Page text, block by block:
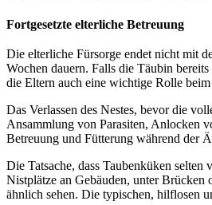
Fortgesetzte elterliche Betreuung
Die elterliche Fürsorge endet nicht mit
Wochen dauern. Falls die Täubin
die Eltern auch eine wichtige Rolle
Das Verlassen des Nestes, bevor die
Ansammlung von Parasiten, Anlocken
Betreuung und Fütterung während der
Die Tatsache, dass Taubenküken
Nistplätze an Gebäuden, unter Brücken
ähnlich sehen. Die typischen, hilflosen